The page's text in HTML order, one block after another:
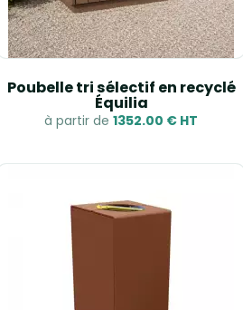
Poubelle tri sélectif en recyclé
Équilia
à partir de 1352.00 € HT